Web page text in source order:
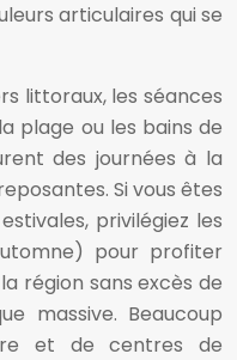
articulaires qui se
littoraux, les séances
plage ou les bains de
des journées à la
Si vous êtes
privilégiez les
pour profiter
région sans excès de
massive. Beaucoup
et de centres de